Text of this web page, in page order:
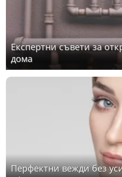
Експертни съвети за
дома
Перфектни вежди без